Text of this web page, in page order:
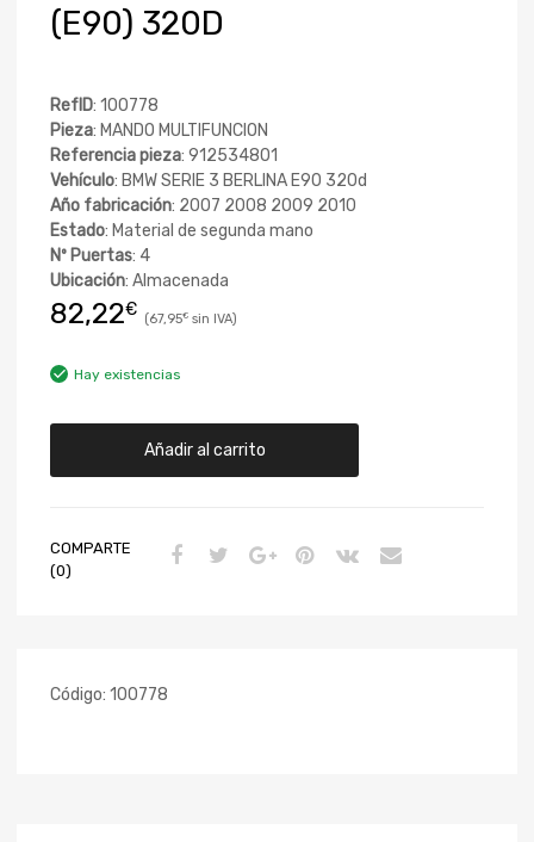
(E90) 320D
RefID: 100778
Pieza: MANDO MULTIFUNCION
Referencia pieza: 912534801
Vehículo: BMW SERIE 3 BERLINA E90 320d
Año fabricación: 2007 2008 2009 2010
Estado: Material de segunda mano
Nº Puertas: 4
Ubicación: Almacenada
82,22€ 67,95€
Hay existencias
Añadir al carrito
COMPARTE
(0)
Código: 100778